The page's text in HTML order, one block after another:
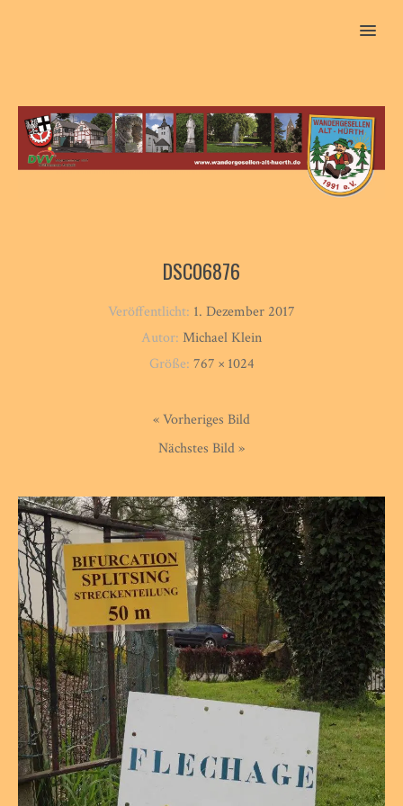
MENU
DSC06876
Veröffentlicht: 1. Dezember 2017
Autor: Michael Klein
Größe: 767 × 1024
« Vorheriges Bild
Nächstes Bild »